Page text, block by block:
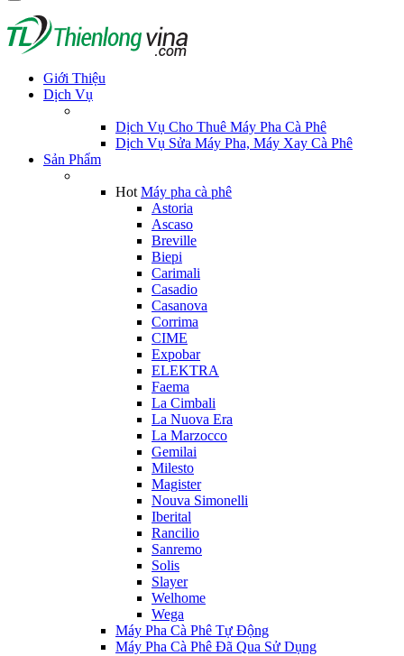
Giới Thiệu
Dịch Vụ
Dịch Vụ Cho Thuê Máy Pha Cà Phê
Dịch Vụ Sửa Máy Pha, Máy Xay Cà Phê
Sản Phẩm
Hot Máy pha cà phê
Astoria
Ascaso
Breville
Biepi
Carimali
Casadio
Casanova
Corrima
CIME
Expobar
ELEKTRA
Faema
La Cimbali
La Nuova Era
La Marzocco
Gemilai
Milesto
Magister
Nouva Simonelli
Iberital
Rancilio
Sanremo
Solis
Slayer
Welhome
Wega
Máy Pha Cà Phê Tự Động
Máy Pha Cà Phê Đã Qua Sử Dụng